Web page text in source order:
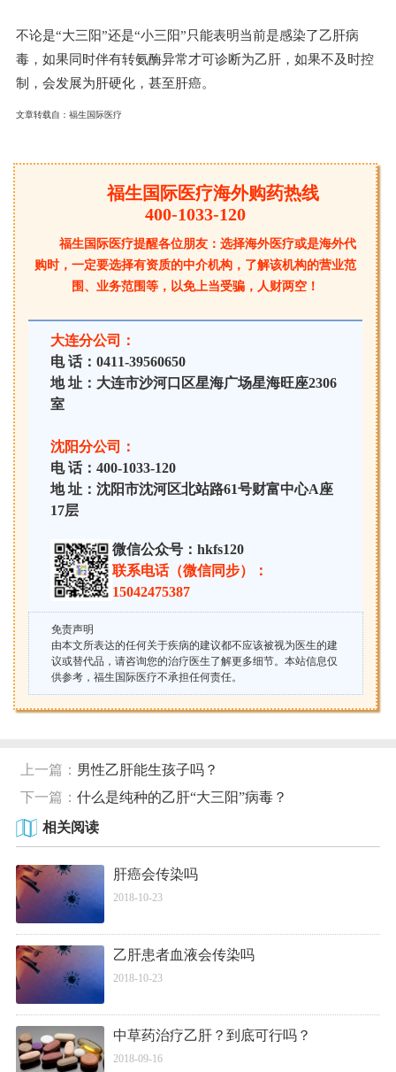
不论是“大三阳”还是“小三阳”只能表明当前是感染了乙肝病
毒，如果同时伴有转氨酶异常才可诊断为乙肝，如果不及时控
制，会发展为肝硬化，甚至肝癌。
文章转载自： 福生国际医疗
福生国际医疗海外购药热线
400-1033-120
福生国际医疗提醒各位朋友：选择海外医疗或是海外代
购时，一定要选择有资质的中介机构，了解该机构的营业范
围、业务范围等，以免上当受骗，人财两空！
大连分公司：
电 话：0411-39560650
地 址：大连市沙河口区星海广场星海旺座2306
室
沈阳分公司：
电 话：400-1033-120
地 址：沈阳市沈河区北站路61号财富中心A座
17层
微信公众号：hkfs120
联系电话（微信同步）：
15042475387
免责声明
由本文所表达的任何关于疾病的建议都不应该被视为医生的建
议或替代品，请咨询您的治疗医生了解更多细节。本站信息仅
供参考，福生国际医疗不承担任何责任。
上一篇： 男性乙肝能生孩子吗？
下一篇： 什么是纯种的乙肝“大三阳”病毒？
相关阅读
肝癌会传染吗
2018-10-23
乙肝患者血液会传染吗
2018-10-23
中草药治疗乙肝？到底可行吗？
2018-09-16